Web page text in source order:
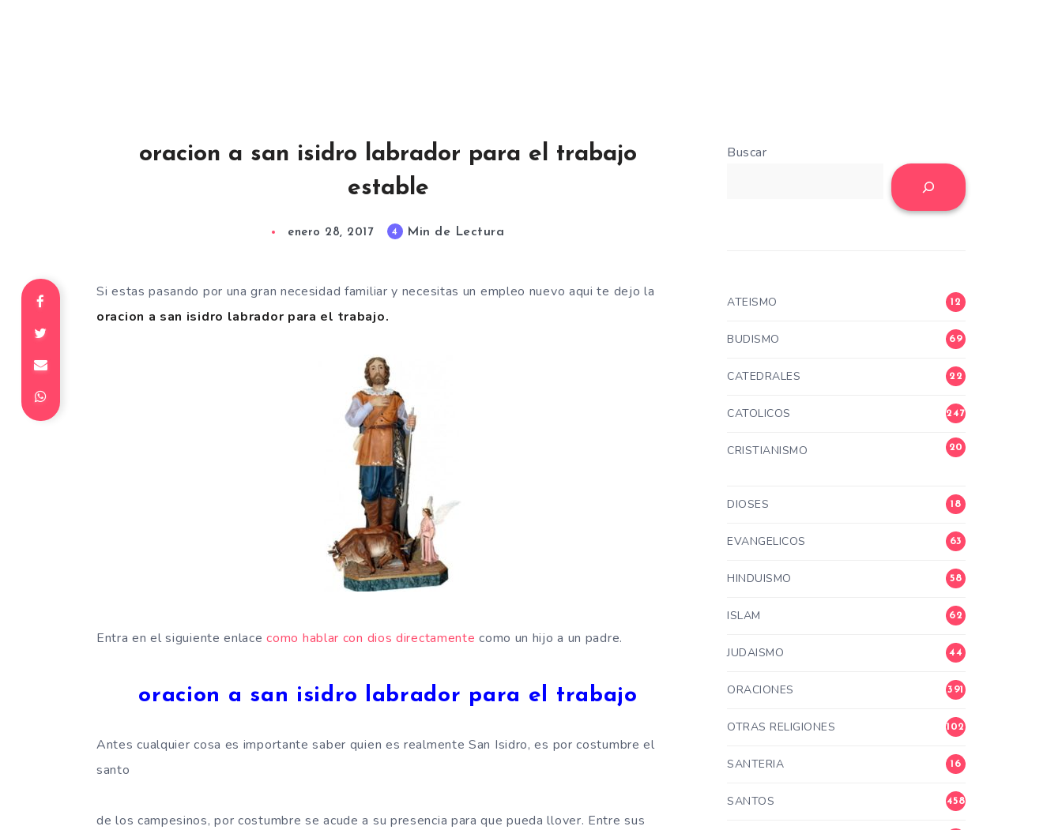
oracion a san isidro labrador para el trabajo
estable
enero 28, 2017 4 Min de Lectura
Si estas pasando por una gran necesidad familiar y necesitas un empleo nuevo aqui te dejo la
oracion a san isidro labrador para el trabajo.
Entra en el siguiente enlacecomo hablar con dios directamentecomo un hijo a un padre.
oracion a san isidro labrador para el trabajo
Antes cualquier cosa es importante saber quien es realmente San Isidro, es por costumbre el
santo
de los campesinos, por costumbre se acude a su presencia para que pueda llover. Entre sus
Buscar
ATEISMO 12
BUDISMO 69
CATEDRALES 22
CATOLICOS 247
CRISTIANISMO
20
DIOSES 18
EVANGELICOS 63
HINDUISMO 58
ISLAM 62
JUDAISMO 44
ORACIONES 391
OTRAS RELIGIONES 102
SANTERIA 16
SANTOS 458